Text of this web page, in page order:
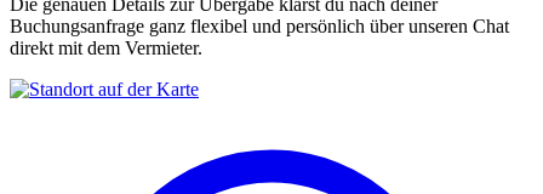
Die genauen Details zur Übergabe klärst du nach deiner
Buchungsanfrage ganz flexibel und persönlich über unseren Chat
direkt mit dem Vermieter.